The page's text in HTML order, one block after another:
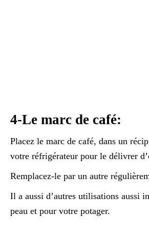
4-Le marc de café:
Placez le marc de café, dans un
votre réfrigérateur pour le délivrer
Remplacez-le par un autre
Il a aussi d’autres utilisations aussi
peau et pour votre potager.